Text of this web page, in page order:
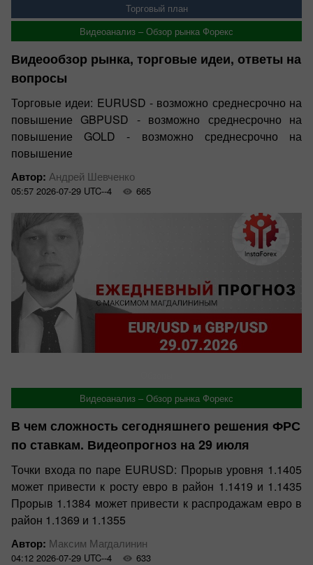
Торговый план
Видеоанализ – Обзор рынка Форекс
Видеообзор рынка, торговые идеи, ответы на
вопросы
Торговые идеи: EURUSD - возможно среднесрочно на
повышение GBPUSD - возможно среднесрочно на
повышение GOLD - возможно среднесрочно на
повышение
Автор: Андрей Шевченко
05:57 2026-07-29 UTC--4 665
Видеоанализ – Обзор рынка Форекс
В чем сложность сегодняшнего решения ФРС
по ставкам. Видеопрогноз на 29 июля
Точки входа по паре EURUSD: Прорыв уровня 1.1405
может привести к росту евро в район 1.1419 и 1.1435
Прорыв 1.1384 может привести к распродажам евро в
район 1.1369 и 1.1355
Автор: Максим Магдалинин
04:12 2026-07-29 UTC--4 633